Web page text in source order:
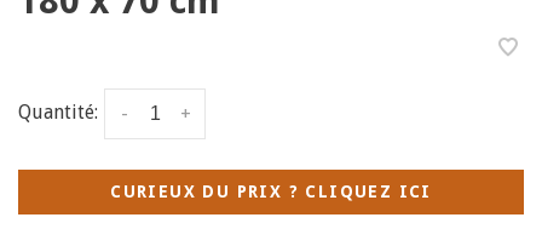
Quantité: +
-
CURIEUX DU PRIX ? CLIQUEZ ICI